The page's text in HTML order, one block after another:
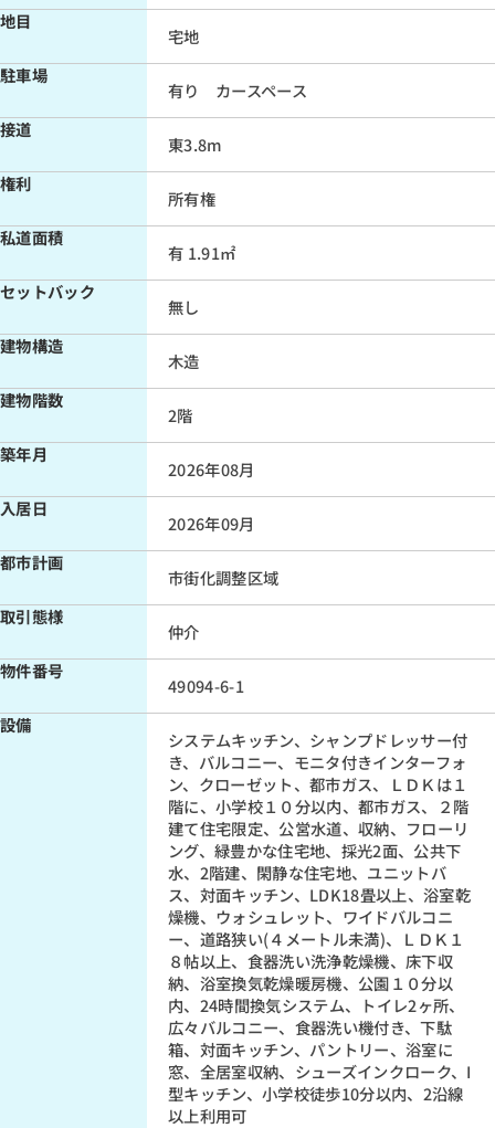
地目
宅地
駐車場
有り カースペース
接道
東3.8m
権利
所有権
私道面積
有 1.91㎡
セットバック
無し
建物構造
木造
建物階数
2階
築年月
2026年08月
入居日
2026年09月
都市計画
市街化調整区域
取引態様
仲介
物件番号
49094-6-1
設備
システムキッチン、シャンプドレッサー付
き、バルコニー、モニタ付きインターフォ
ン、クローゼット、都市ガス、ＬＤＫは１
階に、小学校１０分以内、都市ガス、２階
建て住宅限定、公営水道、収納、フローリ
ング、緑豊かな住宅地、採光2面、公共下
水、2階建、閑静な住宅地、ユニットバ
ス、対面キッチン、LDK18畳以上、浴室乾
燥機、ウォシュレット、ワイドバルコニ
ー、道路狭い(４メートル未満)、ＬＤＫ１
８帖以上、食器洗い洗浄乾燥機、床下収
納、浴室換気乾燥暖房機、公園１０分以
内、24時間換気システム、トイレ2ヶ所、
広々バルコニー、食器洗い機付き、下駄
箱、対面キッチン、パントリー、浴室に
窓、全居室収納、シューズインクローク、I
型キッチン、小学校徒歩10分以内、2沿線
以上利用可